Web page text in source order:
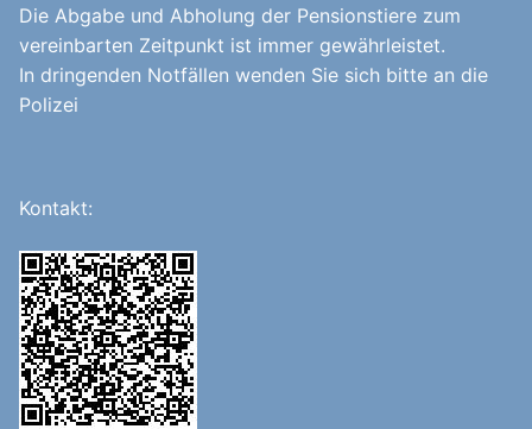
Die Abgabe und Abholung der Pensionstiere zum
vereinbarten Zeitpunkt ist immer gewährleistet.
In dringenden Notfällen wenden Sie sich bitte an die
Polizei
Kontakt: